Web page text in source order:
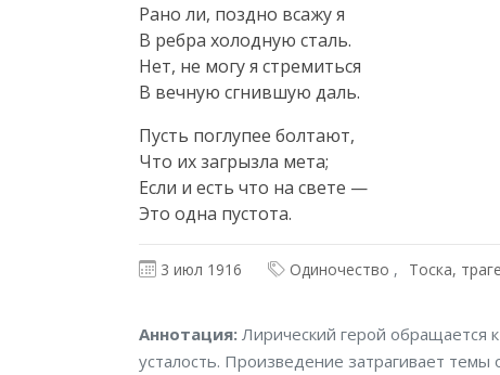
Рано ли, поздно всажу я
В ребра холодную сталь.
Нет, не могу я стремиться
В вечную сгнившую даль.
Пусть поглупее болтают,
Что их загрызла мета;
Если и есть что на свете —
Это одна пустота.
3 июл 1916 Одиночество Тоска,
Аннотация
Аннотация: Лирический герой обращается
усталость. Произведение затрагивает